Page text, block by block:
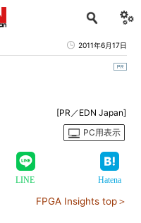
2011年6月17日
[PR／EDN Japan]
PC用表示
LINE Hatena
FPGA Insights top＞